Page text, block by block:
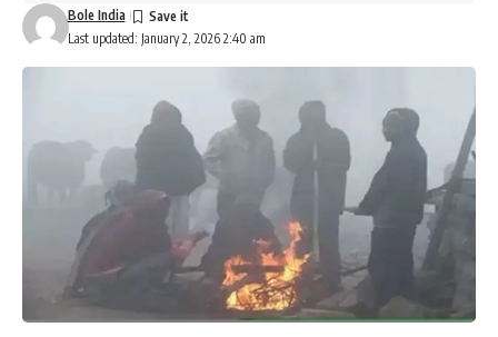
Last updated: January 2, 2026 2:40 am
Bole India